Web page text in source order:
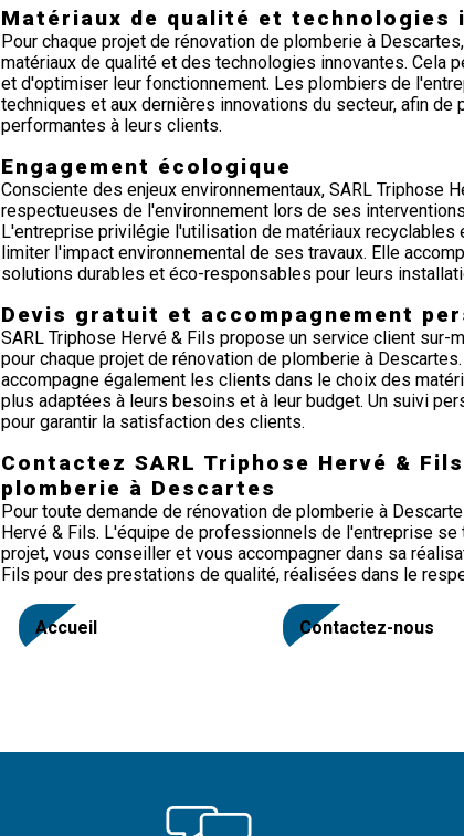
Matériaux de qualité et technologies
Pour chaque projet de rénovation de plomberie à
matériaux de qualité et des technologies innovantes. Cela
et d'optimiser leur fonctionnement. Les plombiers de
techniques et aux dernières innovations du secteur, afin
performantes à leurs clients.
Engagement écologique
Consciente des enjeux environnementaux, SARL Triphose
respectueuses de l'environnement lors de ses
L'entreprise privilégie l'utilisation de matériaux
limiter l'impact environnemental de ses travaux. Elle
solutions durables et éco-responsables pour leurs
Devis gratuit et accompagnement
SARL Triphose Hervé & Fils propose un service client sur-
pour chaque projet de rénovation de plomberie à
accompagne également les clients dans le choix des
plus adaptées à leurs besoins et à leur budget. Un suivi
pour garantir la satisfaction des clients.
Contactez SARL Triphose Hervé &
plomberie à Descartes
Pour toute demande de rénovation de plomberie à
Hervé & Fils. L'équipe de professionnels de l'entreprise
projet, vous conseiller et vous accompagner dans sa
Fils pour des prestations de qualité, réalisées dans le
Accueil Contactez-nous